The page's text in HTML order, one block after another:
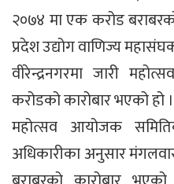
२०७४ मा एक करोड
प्रदेश उद्योग वाणिज्य
वीरेन्द्रनगरमा जारी
करोडको कारोबार भएको हो ।
महोत्सव आयोजक
अधिकारीका अनुसार